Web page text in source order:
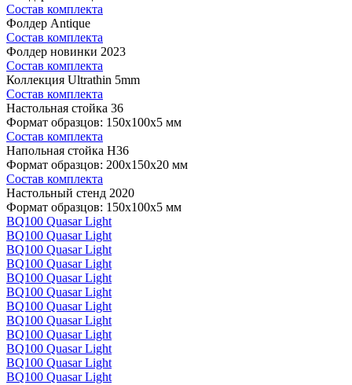
Состав комплекта
Фолдер Antique
Состав комплекта
Фолдер новинки 2023
Состав комплекта
Коллекция Ultrathin 5mm
Состав комплекта
Настольная стойка 36
Формат образцов: 150x100x5 мм
Состав комплекта
Напольная стойка H36
Формат образцов: 200x150x20 мм
Состав комплекта
Настольный стенд 2020
Формат образцов: 150x100x5 мм
BQ100 Quasar Light
BQ100 Quasar Light
BQ100 Quasar Light
BQ100 Quasar Light
BQ100 Quasar Light
BQ100 Quasar Light
BQ100 Quasar Light
BQ100 Quasar Light
BQ100 Quasar Light
BQ100 Quasar Light
BQ100 Quasar Light
BQ100 Quasar Light